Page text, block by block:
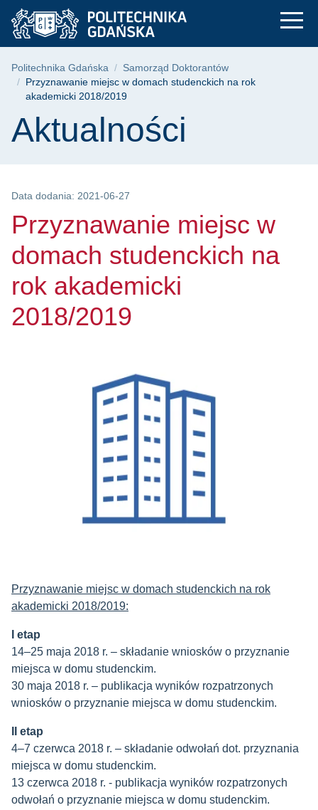
Przejdź
do
menu
Przejdź
do
wyszukiwarki
Przejdź
do
treści
Przyznawanie
Ścieżka nawigacyjna
Politechnika Gdańska
Samorząd Doktorantów
Przyznawanie miejsc w domach studenckich na rok
akademicki 2018/2019
Treść strony
Aktualności
Data dodania: 2021-06-27
Przyznawanie miejsc w
domach studenckich na
rok akademicki
2018/2019
Przyznawanie miejsc w domach studenckich na rok
akademicki 2018/2019:
I etap
14–25 maja 2018 r. – składanie wniosków o przyznanie
miejsca w domu studenckim.
30 maja 2018 r. – publikacja wyników rozpatrzonych
wniosków o przyznanie miejsca w domu studenckim.
II etap
4–7 czerwca 2018 r. – składanie odwołań dot. przyznania
miejsca w domu studenckim.
13 czerwca 2018 r. - publikacja wyników rozpatrzonych
odwołań o przyznanie miejsca w domu studenckim.